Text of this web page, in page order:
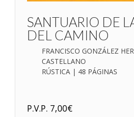
SANTUARIO DE
DEL CAMINO
FRANCISCO GONZÁLEZ
CASTELLANO
RÚSTICA | 48 PÁGINAS
P.V.P. 7,00€